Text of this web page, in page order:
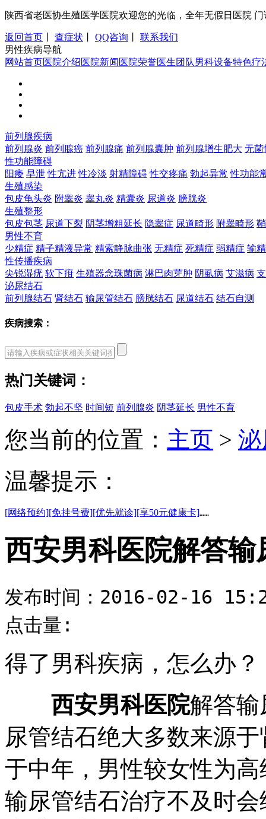
陕西省老医协生殖医学医院欢迎您的光临，全年无假日医院 门
返回首页 查症状 QQ咨询
联系我们
男性疾病导航
网站首页医院介绍医院新闻 医院荣誉医生团队男科设备特色疗
前列腺疾病
前列腺炎 前列腺癌 前列腺痛 前列腺囊肿 前列腺增生肥大 无菌
性功能障碍
阳痿 早泄 性亢进 性冷淡 射精障碍 性交疼痛 勃起异常 性功能
生殖感染
包皮龟头炎 附睾炎 睾丸炎 精囊炎 尿道炎 膀胱炎
生殖整形
包皮包茎 尿道下裂 阴茎增粗延长 隐睾症 尿道畸形 附睾畸形
男性不育
少精症 精子精液异常 精索静脉曲张 无精症 死精症 弱精症 输
性传播疾病
尖锐湿疣 软下疳 生殖器念珠菌病 淋巴肉芽肿 阴虱病 艾滋病
泌尿结石
前列腺结石 肾结石 输尿管结石 膀胱结石 尿道结石 结石自测
疾病搜索：
热门关键词：
包皮手术 勃起不坚 时间短 前列腺炎 阴茎延长 男性不育
您当前的位置： 主页 >
温馨提示：
[网络预约][免挂号费][优先就诊][享50元健康卡]……
西安男科医院解答
发布时间：2016-02-16
点击量:
得了男科疾病，怎么办？
西安男科医院解答输
尿管结石绝大多数来源
于中年，男性较女性为
输尿管结石治疗不及时